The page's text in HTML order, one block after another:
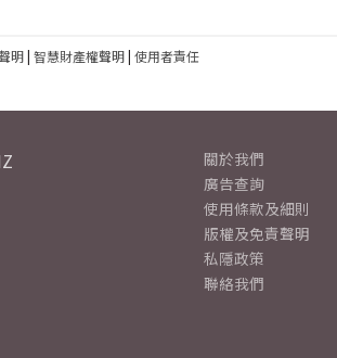
明| 智慧財產權聲明| 使用者責任
關於我們
廣告查詢
使用條款及細則
版權及免責聲明
私隱政策
聯絡我們